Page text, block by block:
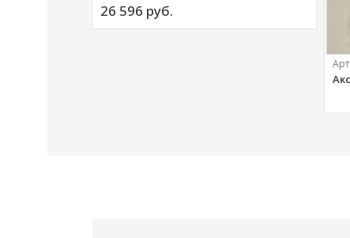
26 596 руб.